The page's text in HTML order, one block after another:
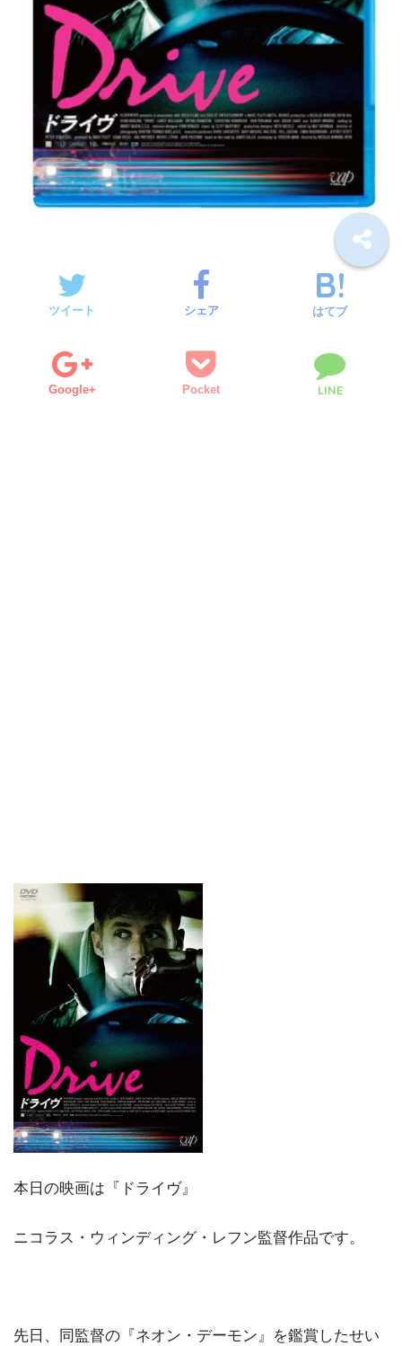
ツイート シェア はてブ
Google+ Pocket LINE
本日の映画は『ドライヴ』
ニコラス・ウィンディング・レフン監督作品です。
先日、同監督の『ネオン・デーモン』を鑑賞したせい